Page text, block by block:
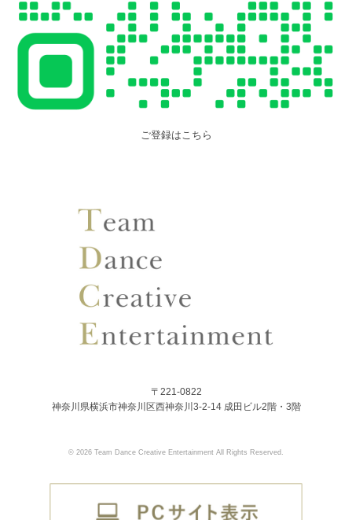
ご登録はこちら
〒221-0822
神奈川県横浜市神奈川区西神奈川3-2-14 成田ビル2階・3階
© 2026 Team Dance Creative Entertainment All Rights Reserved.